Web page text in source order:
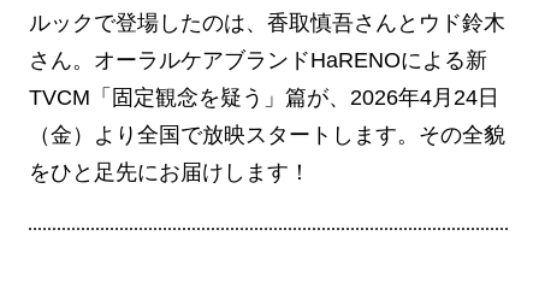
ルックで登場したのは、香取慎吾さんとウド鈴木
さん。オーラルケアブランドHaRENOによる新
TVCM「固定観念を疑う」篇が、2026年4月24日
（金）より全国で放映スタートします。その全貌
をひと足先にお届けします！